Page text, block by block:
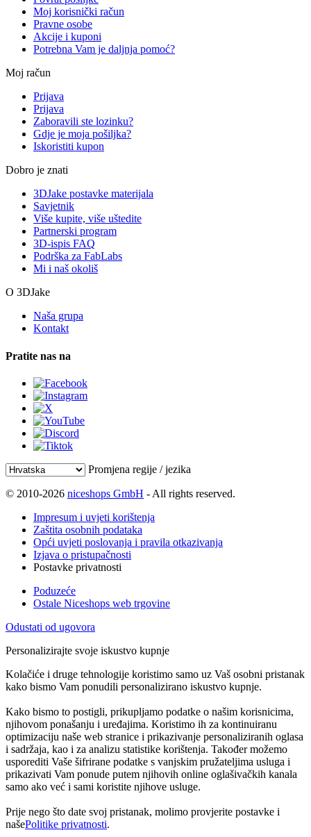
Moj korisnički račun
Pravne osobe
Akcije i kuponi
Potrebna Vam je daljnja pomoć?
Moj račun
Prijava
Prijava
Zaboravili ste lozinku?
Gdje je moja pošiljka?
Iskoristiti kupon
Dobro je znati
3DJake postavke materijala
Savjetnik
Više kupite, više uštedite
Partnerski program
3D-ispis FAQ
Podrška za FabLabs
Mi i naš okoliš
O 3DJake
Naša grupa
Kontakt
Pratite nas na
Promjena regije / jezika
© 2010-2026 niceshops GmbH - All rights reserved.
Impresum i uvjeti korištenja
Zaštita osobnih podataka
Opći uvjeti poslovanja i pravila otkazivanja
Izjava o pristupačnosti
Postavke privatnosti
Poduzeće
Ostale Niceshops web trgovine
Odustati od ugovora
Personalizirajte svoje iskustvo kupnje
Kolačiće i druge tehnologije koristimo samo uz Vaš osobni pristanak
kako bismo Vam ponudili personalizirano iskustvo kupnje.
Kako bismo to postigli, prikupljamo podatke o našim korisnicima,
njihovom ponašanju i uređajima. Koristimo ih za kontinuiranu
optimizaciju naše web stranice i prikazivanje personaliziranih oglasa
i sadržaja, kao i za analizu statistike korištenja. Također možemo
usporediti Vaše šifrirane podatke s vanjskim pružateljima usluga i
prikazivati Vam ponude putem njihovih online oglašivačkih kanala
samo ako već i sami koristite njihove usluge.
Prije nego što date svoj pristanak, molimo provjerite postavke i
našePolitike privatnosti.